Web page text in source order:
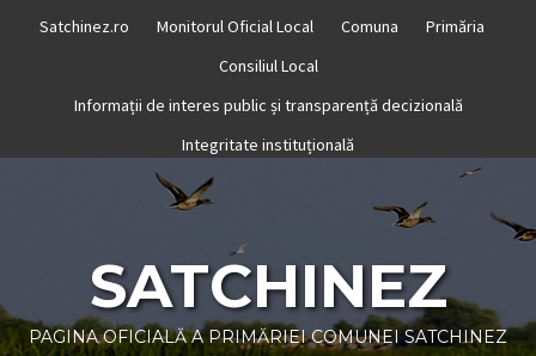
Satchinez.ro Monitorul Oficial Local Comuna
Primăria
Consiliul Local
Informații de interes public și transparență decizională
Integritate instituțională
SATCHINEZ
PAGINA OFICIALĂ A PRIMĂRIEI COMUNEI SATCHINEZ